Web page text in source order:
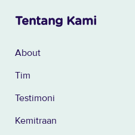
Tentang Kami
About
Tim
Testimoni
Kemitraan